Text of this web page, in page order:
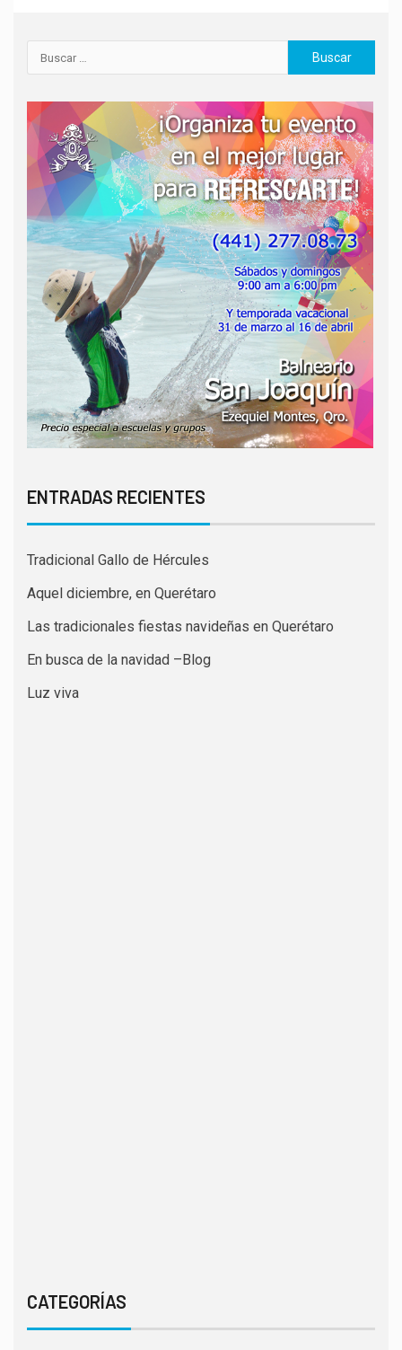
ENTRADAS RECIENTES
Tradicional Gallo de Hércules
Aquel diciembre, en Querétaro
Las tradicionales fiestas navideñas en Querétaro
En busca de la navidad –Blog
Luz viva
CATEGORÍAS